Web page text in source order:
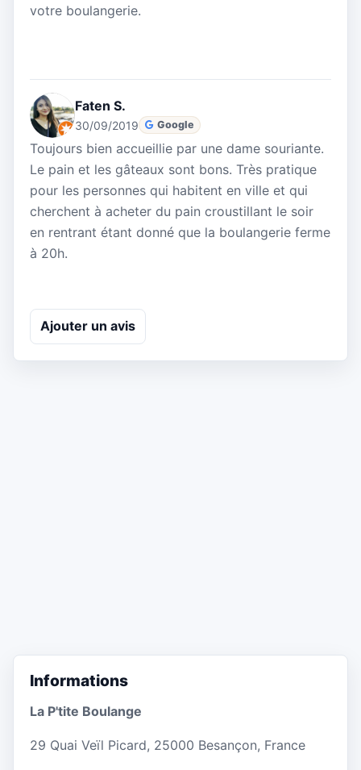
votre boulangerie.
Faten S.
30/09/2019 Google
Toujours bien accueillie par une dame souriante.
Le pain et les gâteaux sont bons. Très pratique
pour les personnes qui habitent en ville et qui
cherchent à acheter du pain croustillant le soir
en rentrant étant donné que la boulangerie ferme
à 20h.
Ajouter un avis
Informations
La P'tite Boulange
29 Quai Veïl Picard, 25000 Besançon, France